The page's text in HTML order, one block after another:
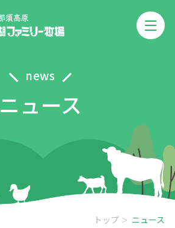
news
ニュース
トップ ニュース